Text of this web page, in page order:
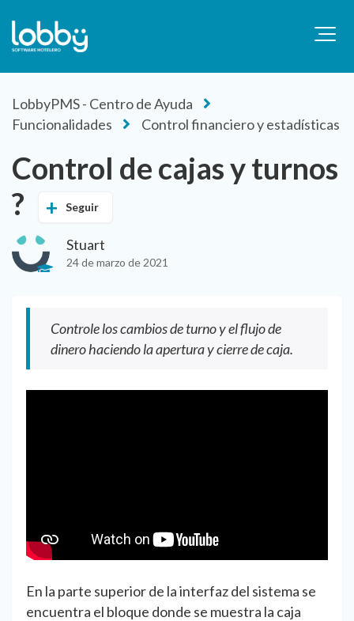
LobbyPMS - Centro de Ayuda
Funcionalidades
Control financiero y estadísticas
Control de cajas y turnos
?
Seguir
Stuart
24 de marzo de 2021
Controle los cambios de turno y el flujo de
dinero haciendo la apertura y cierre de caja.
En la parte superior de la interfaz del sistema se
encuentra el bloque donde se muestra la caja